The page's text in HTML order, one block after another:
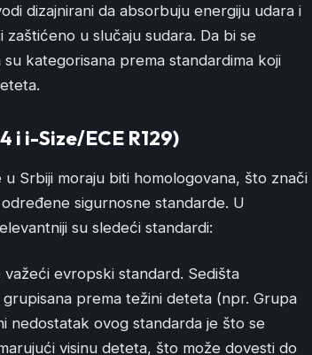
dizajnirani da absorbuju energiju udara i
u slučaju sudara. Da bi se
kategorisana prema standardima koji
i i-Size/ECE R129)
Srbiji moraju biti homologovana, što znači
sigurnosne standarde. U
su sledeći standardi:
važeći evropski standard. Sedišta
prema težini deteta (npr. Grupa
nedostatak ovog standarda je što se
visinu deteta, što može dovesti do